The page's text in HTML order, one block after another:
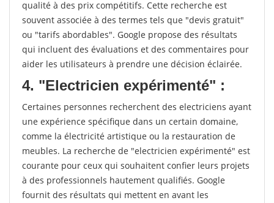
qualité à des prix compétitifs. Cette recherche est
souvent associée à des termes tels que "devis gratuit"
ou "tarifs abordables". Google propose des résultats
qui incluent des évaluations et des commentaires pour
aider les utilisateurs à prendre une décision éclairée.
4. "Electricien expérimenté" :
Certaines personnes recherchent des electriciens ayant
une expérience spécifique dans un certain domaine,
comme la électricité artistique ou la restauration de
meubles. La recherche de "electricien expérimenté" est
courante pour ceux qui souhaitent confier leurs projets
à des professionnels hautement qualifiés. Google
fournit des résultats qui mettent en avant les